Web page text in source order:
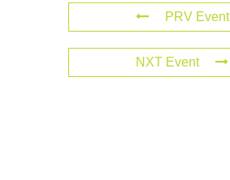
PRV Event
NXT Event